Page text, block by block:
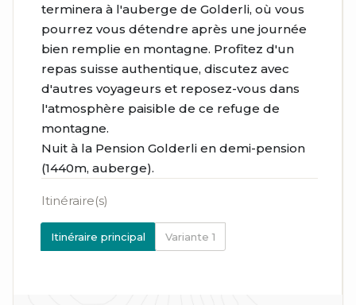
terminera à l'auberge de Golderli, où vous
pourrez vous détendre après une journée
bien remplie en montagne. Profitez d'un
repas suisse authentique, discutez avec
d'autres voyageurs et reposez-vous dans
l'atmosphère paisible de ce refuge de
montagne.
Nuit à la Pension Golderli en demi-pension
(1440m, auberge).
Itinéraire(s)
Itinéraire principal Variante 1